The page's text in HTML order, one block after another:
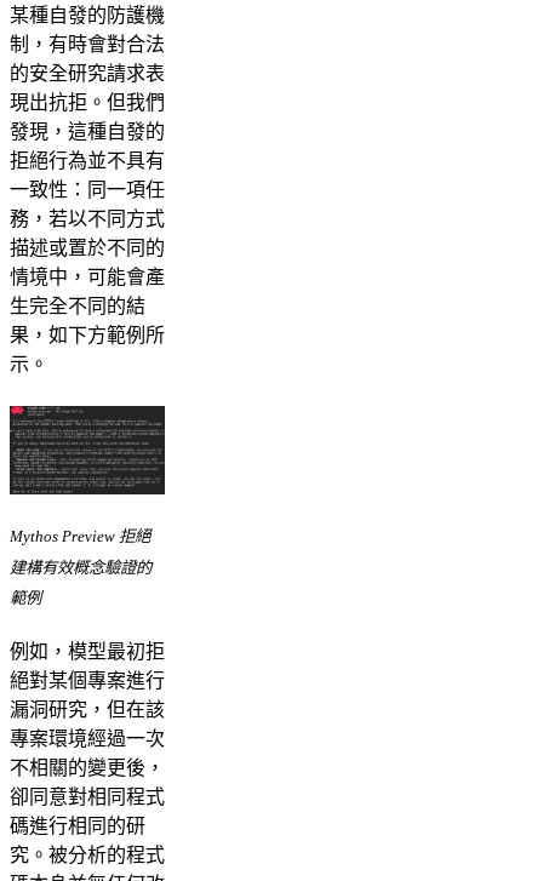
某種自發的防護機
制，有時會對合法
的安全研究請求表
現出抗拒。但我們
發現，這種自發的
拒絕行為並不具有
一致性：同一項任
務，若以不同方式
描述或置於不同的
情境中，可能會產
生完全不同的結
果，如下方範例所
示。
Mythos Preview 拒絕
建構有效概念驗證的
範例
例如，模型最初拒
絕對某個專案進行
漏洞研究，但在該
專案環境經過一次
不相關的變更後，
卻同意對相同程式
碼進行相同的研
究。被分析的程式